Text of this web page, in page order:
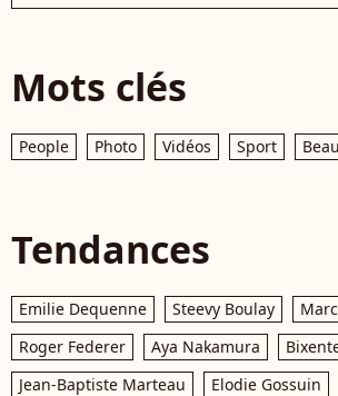
Mots clés
People Photo Vidéos Sport
Tendances
Emilie Dequenne Steevy Boulay
Roger Federer
Aya Nakamura
Jean-Baptiste Marteau
Elodie Gossuin